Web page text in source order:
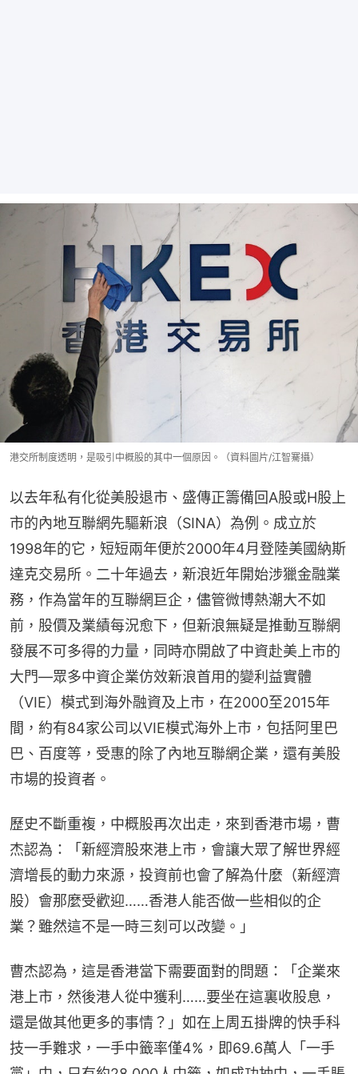
港交所制度透明，是吸引中概股的其中一個原因。（資料圖片/江智騫攝）
以去年私有化從美股退市、盛傳正籌備回A股或H股上
市的內地互聯網先驅新浪（SINA）為例。成立於
1998年的它，短短兩年便於2000年4月登陸美國納斯
達克交易所。二十年過去，新浪近年開始涉獵金融業
務，作為當年的互聯網巨企，儘管微博熱潮大不如
前，股價及業績每況愈下，但新浪無疑是推動互聯網
發展不可多得的力量，同時亦開啟了中資赴美上市的
大門—眾多中資企業仿效新浪首用的變利益實體
（VIE）模式到海外融資及上市，在2000至2015年
間，約有84家公司以VIE模式海外上市，包括阿里巴
巴、百度等，受惠的除了內地互聯網企業，還有美股
市場的投資者。
歷史不斷重複，中概股再次出走，來到香港市場，曹
杰認為：「新經濟股來港上市，會讓大眾了解世界經
濟增長的動力來源，投資前也會了解為什麼（新經濟
股）會那麼受歡迎……香港人能否做一些相似的企
業？雖然這不是一時三刻可以改變。」
曹杰認為，這是香港當下需要面對的問題：「企業來
港上市，然後港人從中獲利……要坐在這裏收股息，
還是做其他更多的事情？」如在上周五掛牌的快手科
技一手難求，一手中籤率僅4%，即69.6萬人「一手